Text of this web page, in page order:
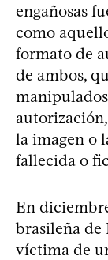
engañosas
como
formato de
de ambos,
la imagen o
fallecida o
En
brasileña de
víctima de